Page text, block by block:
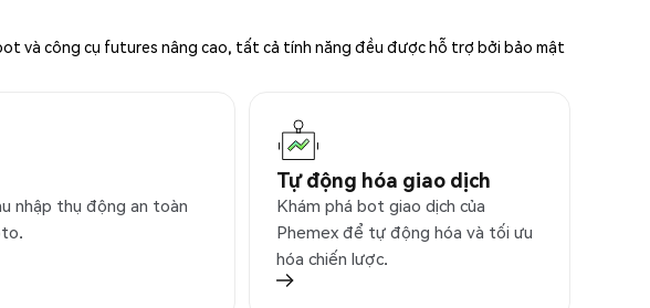
và công cụ futures nâng cao, tất cả tính năng đều được hỗ trợ bởi bảo mật
nhập thụ động an toàn
Tự động hóa giao dịch
Khám phá bot giao dịch của
Phemex để tự động hóa và tối ưu
hóa chiến lược.